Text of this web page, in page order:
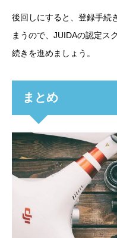
後回しにすると、登録手続
まうので、JUIDAの認定ス
続きを進めましょう。
まとめ